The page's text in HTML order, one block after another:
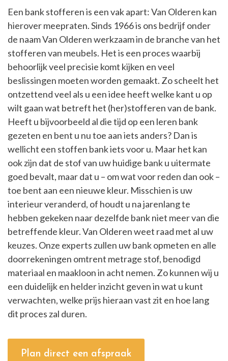
Een bank stofferen is een vak apart: Van Olderen kan
hierover meepraten. Sinds 1966 is ons bedrijf onder
de naam Van Olderen werkzaam in de branche van het
stofferen van meubels. Het is een proces waarbij
behoorlijk veel precisie komt kijken en veel
beslissingen moeten worden gemaakt. Zo scheelt het
ontzettend veel als u een idee heeft welke kant u op
wilt gaan wat betreft het (her)stofferen van de bank.
Heeft u bijvoorbeeld al die tijd op een leren bank
gezeten en bent u nu toe aan iets anders? Dan is
wellicht een stoffen bank iets voor u. Maar het kan
ook zijn dat de stof van uw huidige bank u uitermate
goed bevalt, maar dat u – om wat voor reden dan ook –
toe bent aan een nieuwe kleur. Misschien is uw
interieur veranderd, of houdt u na jarenlang te
hebben gekeken naar dezelfde bank niet meer van die
betreffende kleur. Van Olderen weet raad met al uw
keuzes. Onze experts zullen uw bank opmeten en alle
doorrekeningen omtrent metrage stof, benodigd
materiaal en maakloon in acht nemen. Zo kunnen wij u
een duidelijk en helder inzicht geven in wat u kunt
verwachten, welke prijs hieraan vast zit en hoe lang
dit proces zal duren.
Plan direct een afspraak